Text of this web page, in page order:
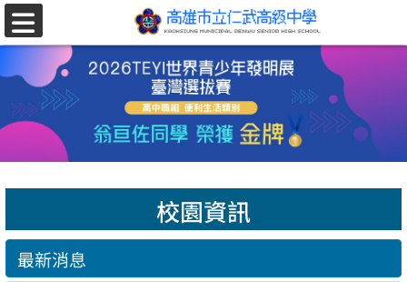
跳至主要內容區
選
單
校園資訊
最新消息